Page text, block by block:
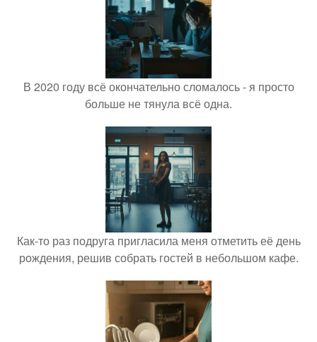
В 2020 году всё окончательно сломалось - я просто
больше не тянула всё одна.
Как-то раз подруга пригласила меня отметить её день
рождения, решив собрать гостей в небольшом кафе.